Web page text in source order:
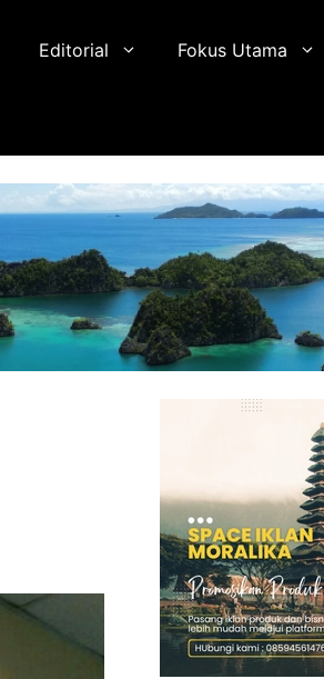
Editorial Fokus Utama